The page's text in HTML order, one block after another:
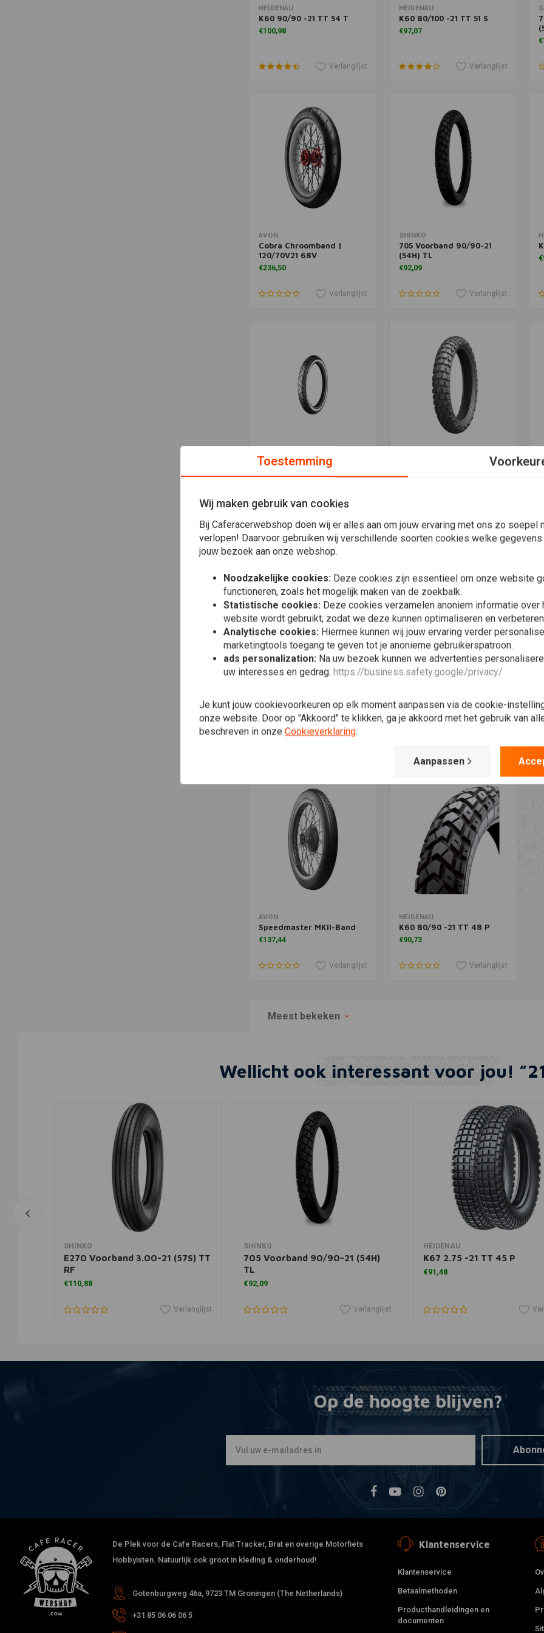
Toevoegen aan winkelwagen
HEIDENAU
K60 90/90 -21 TT 54 T
€100,98
Verlanglijst
Meer informatie
HEIDENAU
K60 80/100 -21 TT 51 S
€97,07
Verlanglijst
AVON
Cobra Chroomband |
120/70V21 68V
€236,50
Verlanglijst
Toevoegen aan winkelwagen
SHINKO
705 Voorband 90/90-21
(54H) TL
€92,09
Verlanglijst
Meer informatie
SHINKO
Verlanglijst
Toevoegen aan winkelwagen
Verlanglijst
MT66 Route - 80/90 -21
TT 48 H
€143,75
777 Voorband 80/90-21
(54H) TL RF
€96,34
Verlanglijst
AVON
Speedmaster MKII-Band
€137,44
Verlanglijst
Meer informatie
HEIDENAU
K60 80/90 -21 TT 48 P
€90,73
Verlanglijst
Meest bekeken
Wellicht ook interessant voor jou!
SHINKO
E270 Voorband 3.00-21 (57S) TT
RF
€110,88
Verlanglijst
SHINKO
705 Voorband 90/90-21 (54H)
TL
€92,09
Verlanglijst
HEIDENAU
K67 2.75 -21 TT 45 P
€91,48
Op de hoogte blijven?
De Plek voor de Cafe Racers, Flat Tracker, Brat en overige Motorfiets
Hobbyisten. Natuurlijk ook groot in kleding & onderhoud!
Gotenburgweg 46a, 9723 TM Groningen (The Netherlands)
+31 85 06 06 06 5
Klantenservice
Klantenservice
Betaalmethoden
Producthandleidingen en
documenten
Toestemming
Wij maken gebruik van cookies
Bij Caferacerwebshop doen wij er alles aan om jouw ervaring met ons zo soepel
verlopen! Daarvoor gebruiken wij verschillende soorten cookies welke
jouw bezoek aan onze webshop.
Noodzakelijke cookies: Deze cookies zijn essentieel om onze website
functioneren, zoals het mogelijk maken van de zoekbalk.
Statistische cookies: Deze cookies verzamelen anoniem informatie over
website wordt gebruikt, zodat we deze kunnen optimaliseren en
Analytische cookies: Hiermee kunnen wij jouw ervaring verder
marketingtools toegang te geven tot je anonieme gebruikerspatroon.
ads personalization: Na uw bezoek kunnen we advertenties
uw interesses en gedrag. https://business.safety.google/privacy/
Je kunt jouw cookievoorkeuren op elk moment aanpassen via de cookie-
onze website. Door op "Akkoord" te klikken, ga je akkoord met het gebruik van
beschreven in onze Cookieverklaring.
Aanpassen